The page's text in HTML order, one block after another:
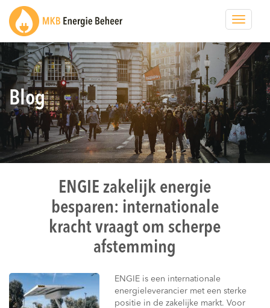
Toggle
Blog
ENGIE zakelijk energie
besparen: internationale
kracht vraagt om scherpe
afstemming
ENGIE is een internationale
energieleverancier met een sterke
positie in de zakelijke markt. Voor